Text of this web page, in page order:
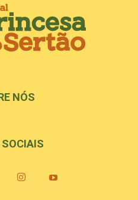
NÓS
SOCIAIS